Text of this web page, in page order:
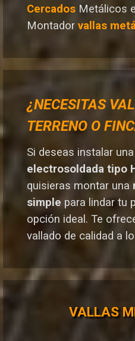
Cercados Metálicos
Montador vallas
¿NECESITAS
TERRENO O
Si deseas instalar una
electrosoldada tipo
quisieras montar una
simple para lindar tu
opción ideal. Te
vallado de calidad a
VALLAS